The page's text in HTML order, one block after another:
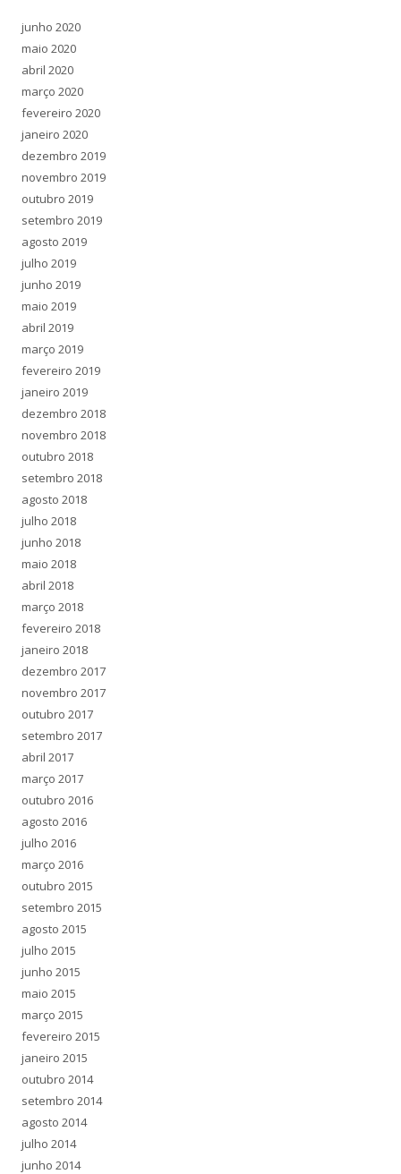
r
junho 2020
maio 2020
abril 2020
março 2020
fevereiro 2020
janeiro 2020
dezembro 2019
novembro 2019
outubro 2019
setembro 2019
agosto 2019
julho 2019
junho 2019
maio 2019
abril 2019
março 2019
fevereiro 2019
janeiro 2019
dezembro 2018
novembro 2018
outubro 2018
setembro 2018
agosto 2018
julho 2018
junho 2018
maio 2018
abril 2018
março 2018
fevereiro 2018
janeiro 2018
dezembro 2017
novembro 2017
outubro 2017
setembro 2017
abril 2017
março 2017
outubro 2016
agosto 2016
julho 2016
março 2016
outubro 2015
setembro 2015
agosto 2015
julho 2015
junho 2015
maio 2015
março 2015
fevereiro 2015
janeiro 2015
outubro 2014
setembro 2014
agosto 2014
julho 2014
junho 2014